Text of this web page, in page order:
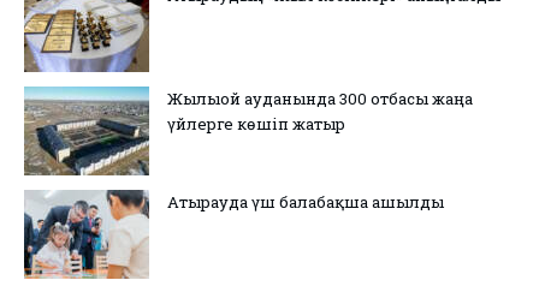
Жылыой ауданында 300 отбасы жаңа
үйлерге көшіп жатыр
Атырауда үш балабақша ашылды